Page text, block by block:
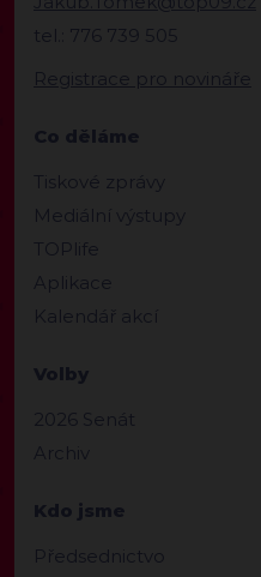
tel.: 776 739 505
Registrace pro novináře
Co děláme
Tiskové zprávy
Mediální výstupy
TOPlife
Aplikace
Kalendář akcí
Volby
2026 Senát
Archiv
Kdo jsme
Předsednictvo